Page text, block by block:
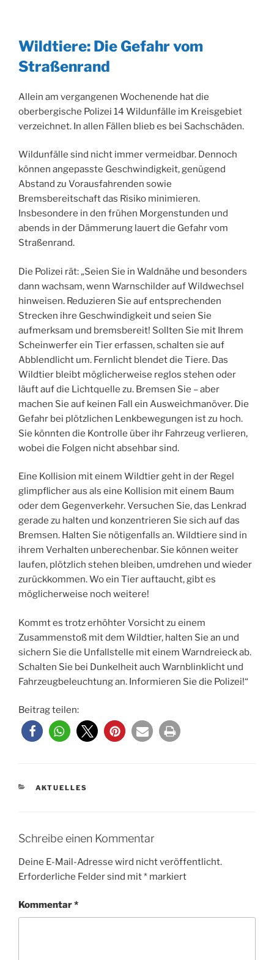
Wildtiere: Die Gefahr vom
Straßenrand
Allein am vergangenen Wochenende hat die
oberbergische Polizei 14 Wildunfälle im Kreisgebiet
verzeichnet. In allen Fällen blieb es bei Sachschäden.
Wildunfälle sind nicht immer vermeidbar. Dennoch
können angepasste Geschwindigkeit, genügend
Abstand zu Vorausfahrenden sowie
Bremsbereitschaft das Risiko minimieren.
Insbesondere in den frühen Morgenstunden und
abends in der Dämmerung lauert die Gefahr vom
Straßenrand.
Die Polizei rät: „Seien Sie in Waldnähe und besonders
dann wachsam, wenn Warnschilder auf Wildwechsel
hinweisen. Reduzieren Sie auf entsprechenden
Strecken ihre Geschwindigkeit und seien Sie
aufmerksam und bremsbereit! Sollten Sie mit Ihrem
Scheinwerfer ein Tier erfassen, schalten sie auf
Abblendlicht um. Fernlicht blendet die Tiere. Das
Wildtier bleibt möglicherweise reglos stehen oder
läuft auf die Lichtquelle zu. Bremsen Sie – aber
machen Sie auf keinen Fall ein Ausweichmanöver. Die
Gefahr bei plötzlichen Lenkbewegungen ist zu hoch.
Sie könnten die Kontrolle über ihr Fahrzeug verlieren,
wobei die Folgen nicht absehbar sind.
Eine Kollision mit einem Wildtier geht in der Regel
glimpflicher aus als eine Kollision mit einem Baum
oder dem Gegenverkehr. Versuchen Sie, das Lenkrad
gerade zu halten und konzentrieren Sie sich auf das
Bremsen. Halten Sie nötigenfalls an. Wildtiere sind in
ihrem Verhalten unberechenbar. Sie können weiter
laufen, plötzlich stehen bleiben, umdrehen und wieder
zurückkommen. Wo ein Tier auftaucht, gibt es
möglicherweise noch weitere!
Kommt es trotz erhöhter Vorsicht zu einem
Zusammenstoß mit dem Wildtier, halten Sie an und
sichern Sie die Unfallstelle mit einem Warndreieck ab.
Schalten Sie bei Dunkelheit auch Warnblinklicht und
Fahrzeugbeleuchtung an. Informieren Sie die Polizei!“
Beitrag teilen:
KATEGORIEN
AKTUELLES
Schreibe einen Kommentar
Deine E-Mail-Adresse wird nicht veröffentlicht.
Erforderliche Felder sind mit* markiert
Kommentar*